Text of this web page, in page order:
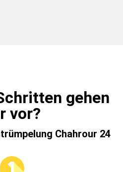
gehen
vor?
Chahrour 24